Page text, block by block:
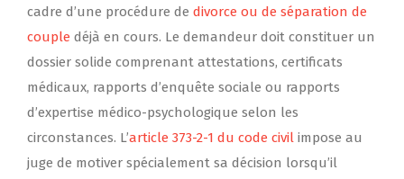
cadre d’une procédure de divorce ou de séparation de
couple déjà en cours. Le demandeur doit constituer un
dossier solide comprenant attestations, certificats
médicaux, rapports d’enquête sociale ou rapports
d’expertise médico-psychologique selon les
circonstances. L’article 373-2-1 du code civil impose au
juge de motiver spécialement sa décision lorsqu’il